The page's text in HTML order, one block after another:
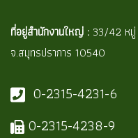
ที่อยู่สำนักงานใหญ่ : 33/42 หมู่
จ.สมุทรปราการ 10540
0-2315-4231-6
0-2315-4238-9